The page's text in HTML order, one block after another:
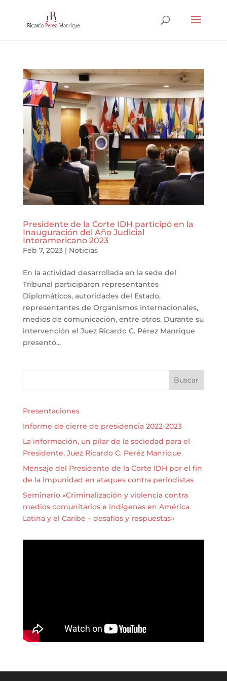
Presidente de la Corte IDH participó en la
Inauguración del Año Judicial
Interamericano 2023
Feb 7, 2023| Noticias
En la actividad desarrollada en la sede del
Tribunal participaron representantes
Diplomáticos, autoridades del Estado,
representantes de Organismos Internacionales,
medios de comunicación, entre otros. Durante su
intervención el Juez Ricardo C. Pérez Manrique
presentó...
Buscar
Presentaciones
Informe de cierre de presidencia 2022-2023
La información, un pilar de la sociedad para el
Presidente, Juez Ricardo C. Peréz Manrique
Mensaje del Presidente de la Corte IDH por el fin
de la impunidad en ataques contra periodistas
Seminario «Criminalización y violencia contra
medios comunitarios e indígenas en América
Latina y el Caribe – desafíos y respuestas»